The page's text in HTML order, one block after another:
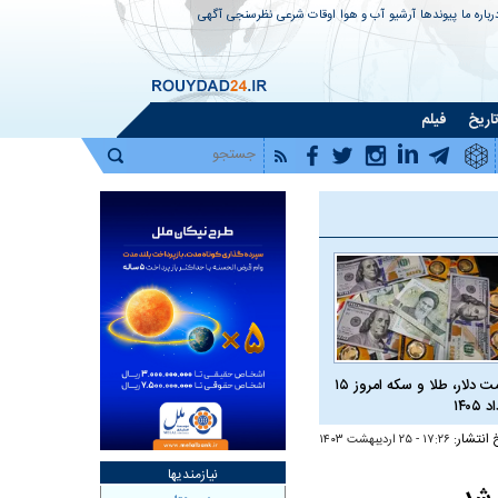
ما پیوندها آرشیو آب و هوا اوقات شرعی نظرسنجی آگهی
تاریخ فیلم
قیمت دلار، طلا و سکه امروز ۱۵
انتشار: ۱۷:۲۶ - ۲۵ ارديبهشت ۱۴۰۳
نیازمندیها